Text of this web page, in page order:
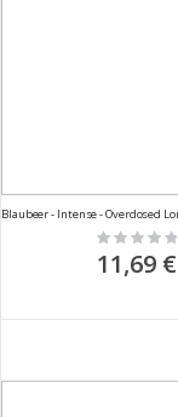
Rating:
11,69 €